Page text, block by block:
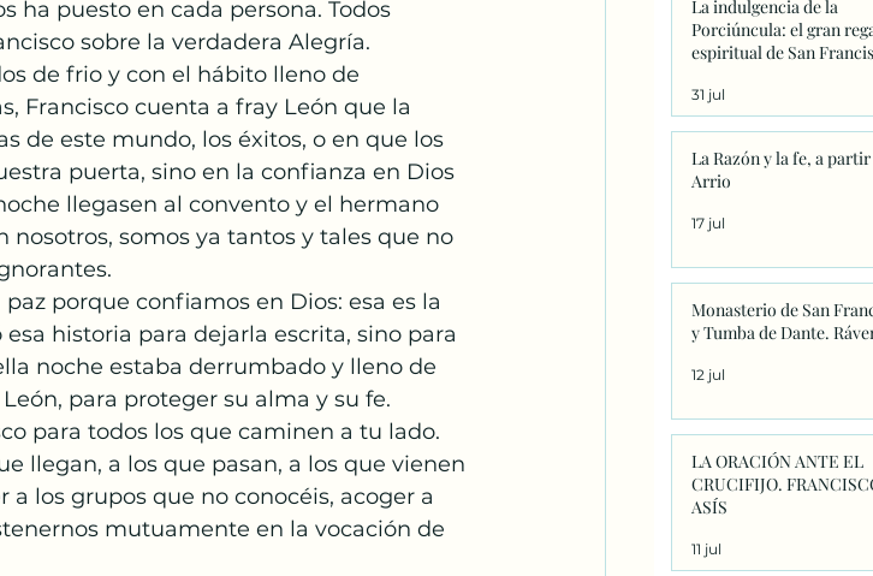
ha puesto en cada persona. Todos
sobre la verdadera Alegría.
de frio y con el hábito lleno de
Francisco cuenta a fray León que la
de este mundo, los éxitos, o en que los
puerta, sino en la confianza en Dios
llegasen al convento y el hermano
nosotros, somos ya tantos y tales que no
porque confiamos en Dios: esa es la
historia para dejarla escrita, sino para
noche estaba derrumbado y lleno de
para proteger su alma y su fe.
para todos los que caminen a tu lado.
llegan, a los que pasan, a los que vienen
a los grupos que no conocéis, acoger a
mutuamente en la vocación de
La indulgencia de la
Porciúncula: el gran
espiritual de San
significado único
31 jul
La Razón y la fe, a
Arrio
17 jul
Monasterio de San
y Tumba de Dante.
12 jul
LA ORACIÓN ANTE EL
CRUCIFIJO.
ASÍS
11 jul